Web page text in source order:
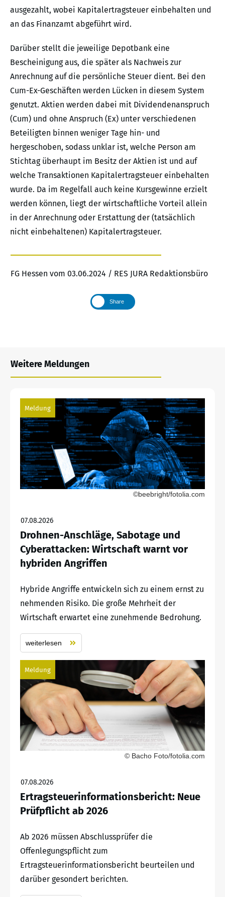
ausgezahlt, wobei Kapitalertragsteuer einbehalten und
an das Finanzamt abgeführt wird.
Darüber stellt die jeweilige Depotbank eine
Bescheinigung aus, die später als Nachweis zur
Anrechnung auf die persönliche Steuer dient. Bei den
Cum-Ex-Geschäften werden Lücken in diesem System
genutzt. Aktien werden dabei mit Dividendenanspruch
(Cum) und ohne Anspruch (Ex) unter verschiedenen
Beteiligten binnen weniger Tage hin- und
hergeschoben, sodass unklar ist, welche Person am
Stichtag überhaupt im Besitz der Aktien ist und auf
welche Transaktionen Kapitalertragsteuer einbehalten
wurde. Da im Regelfall auch keine Kursgewinne erzielt
werden können, liegt der wirtschaftliche Vorteil allein
in der Anrechnung oder Erstattung der (tatsächlich
nicht einbehaltenen) Kapitalertragsteuer.
FG Hessen vom 03.06.2024 / RES JURA Redaktionsbüro
Share
Weitere Meldungen
Meldung
©beebright/fotolia.com
07.08.2026
Drohnen-Anschläge, Sabotage und
Cyberattacken: Wirtschaft warnt vor
hybriden Angriffen
Hybride Angriffe entwickeln sich zu einem ernst zu
nehmenden Risiko. Die große Mehrheit der
Wirtschaft erwartet eine zunehmende Bedrohung.
weiterlesen
Meldung
© Bacho Foto/fotolia.com
07.08.2026
Ertragsteuerinformationsbericht: Neue
Prüfpflicht ab 2026
Ab 2026 müssen Abschlussprüfer die
Offenlegungspflicht zum
Ertragsteuerinformationsbericht beurteilen und
darüber gesondert berichten.